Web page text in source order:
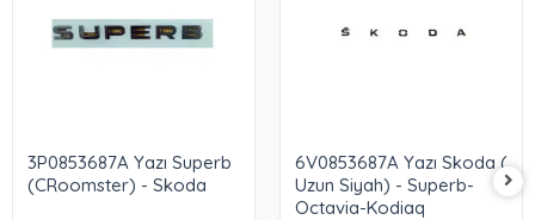
3P0853687A Yazı Superb
(CRoomster) - Skoda
6V0853687A Yazı Skoda (
Uzun Siyah) - Superb-
Octavia-Kodiaq